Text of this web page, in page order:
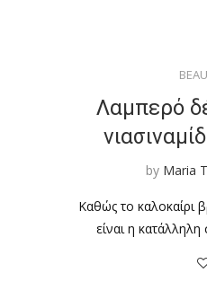
Λαμπερό
by Maria
Καθώς το καλοκαίρι
είναι η